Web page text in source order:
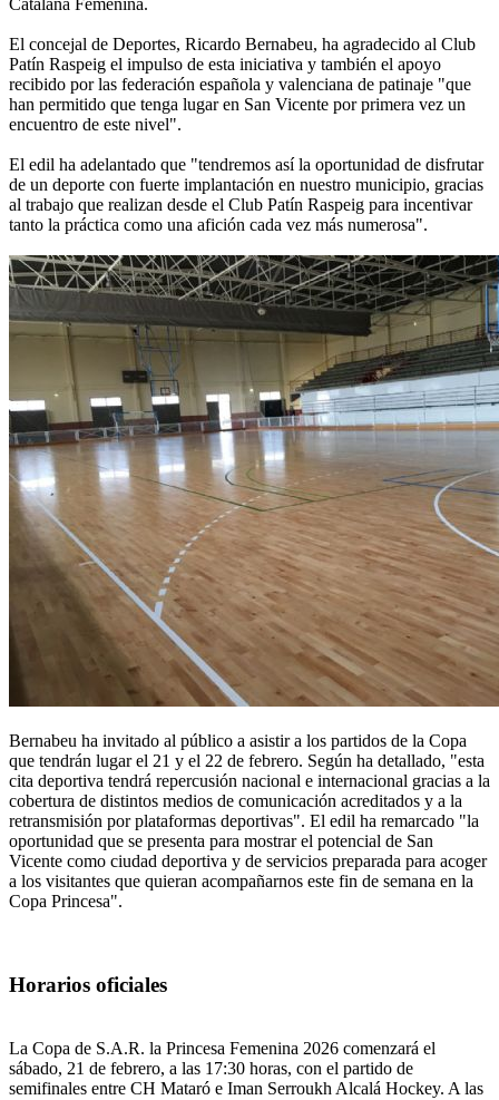
Catalana Femenina.
El concejal de Deportes, Ricardo Bernabeu, ha agradecido al Club
Patín Raspeig el impulso de esta iniciativa y también el apoyo
recibido por las federación española y valenciana de patinaje "que
han permitido que tenga lugar en San Vicente por primera vez un
encuentro de este nivel".
El edil ha adelantado que "tendremos así la oportunidad de disfrutar
de un deporte con fuerte implantación en nuestro municipio, gracias
al trabajo que realizan desde el Club Patín Raspeig para incentivar
tanto la práctica como una afición cada vez más numerosa".
Bernabeu ha invitado al público a asistir a los partidos de la Copa
que tendrán lugar el 21 y el 22 de febrero. Según ha detallado, "esta
cita deportiva tendrá repercusión nacional e internacional gracias a la
cobertura de distintos medios de comunicación acreditados y a la
retransmisión por plataformas deportivas". El edil ha remarcado "la
oportunidad que se presenta para mostrar el potencial de San
Vicente como ciudad deportiva y de servicios preparada para acoger
a los visitantes que quieran acompañarnos este fin de semana en la
Copa Princesa".
Horarios oficiales
La Copa de S.A.R. la Princesa Femenina 2026 comenzará el
sábado, 21 de febrero, a las 17:30 horas, con el partido de
semifinales entre CH Mataró e Iman Serroukh Alcalá Hockey. A las